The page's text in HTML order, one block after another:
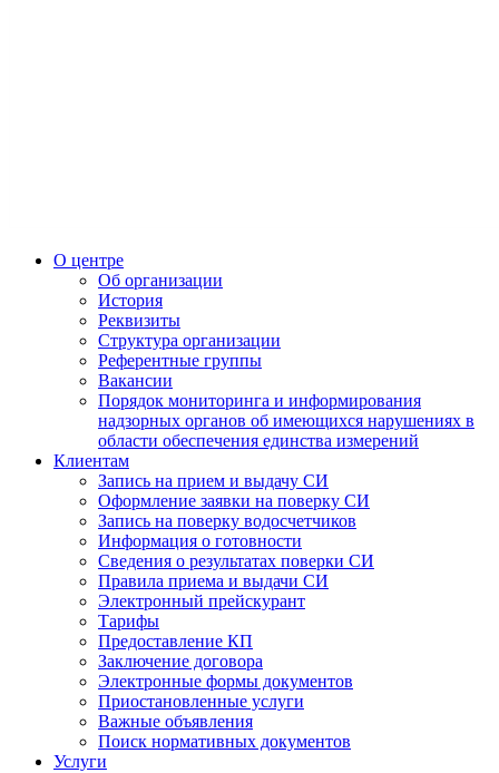
О центре
Об организации
История
Реквизиты
Структура организации
Референтные группы
Вакансии
Порядок мониторинга и информирования
надзорных органов об имеющихся нарушениях в
области обеспечения единства измерений
Клиентам
Запись на прием и выдачу СИ
Оформление заявки на поверку СИ
Запись на поверку водосчетчиков
Информация о готовности
Сведения о результатах поверки СИ
Правила приема и выдачи СИ
Электронный прейскурант
Тарифы
Предоставление КП
Заключение договора
Электронные формы документов
Приостановленные услуги
Важные объявления
Поиск нормативных документов
Услуги